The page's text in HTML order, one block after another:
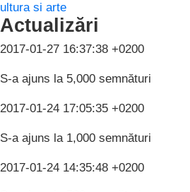
si arte
Actualizări
2017-01-27 16:37:38 +0200
S-a ajuns la 5,000 semnături
2017-01-24 17:05:35 +0200
S-a ajuns la 1,000 semnături
2017-01-24 14:35:48 +0200